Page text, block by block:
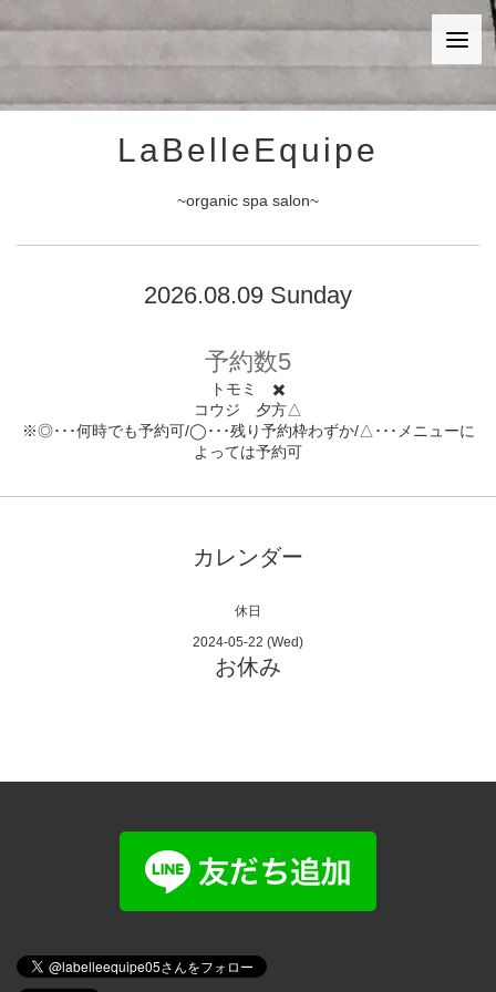
LaBelleEquipe
~organic spa salon~
2026.08.09 Sunday
予約数5
トモミ ✖️
コウジ 夕方△
※◎･･･何時でも予約可/◯･･･残り予約枠わずか/△･･･メニューに
よっては予約可
カレンダー
休日
2024-05-22 (Wed)
お休み